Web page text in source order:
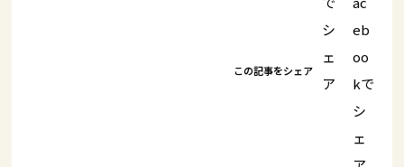
この記事をシェア